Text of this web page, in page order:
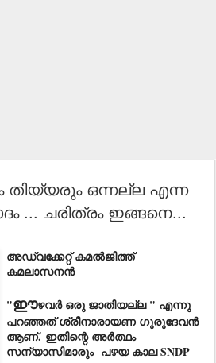
ഒന്നല്ല എന്ന
... ചരിത്രം ഇങ്ങനെ...
അഡ്വക്കേറ്റ് കമൽജിത്ത്
കമലാസനൻ
"ഈഴവർ ഒരു ജാതിയല്ല " എന്നു
പറഞ്ഞത് ശ്രീനാരായണ ഗുരുദേവൻ
ആണ്. ഇതിന്റെ അർത്ഥം
സന്യാസിമാരും പഴയ കാല SNDP